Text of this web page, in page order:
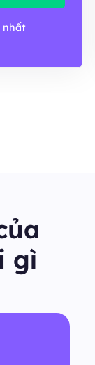
nhất
gì